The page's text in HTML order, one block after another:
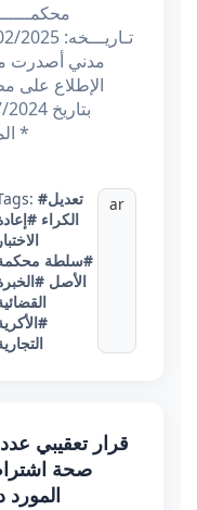
مدني أصدرت
المحامي لدى التعقيب الكائن مكتبه *
#تعديل
الكراء
الاختبار
#سلطة
الأصل
ar
صحة